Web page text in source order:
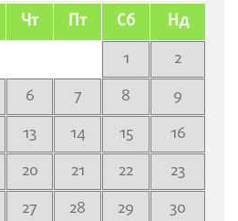
Чт Пт Сб Нд
1
2
6 7 8
9
13 14 15
16
20 21 22
23
27 28 29
30